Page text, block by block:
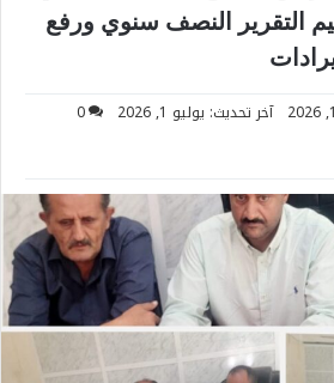
التقرير النصف سنوي ورفع
آخر تحديث: يوليو 1, 2026
0